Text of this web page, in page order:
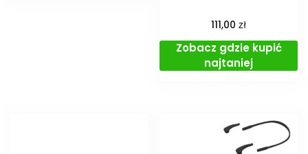
111,00zł
Zobacz gdzie kupić
najtaniej